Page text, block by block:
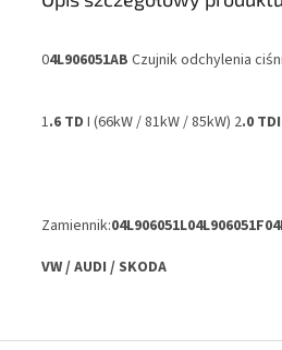
04L906051AB Czujnik odchylenia
1.6 TD I (66kW / 81kW / 85kW) 2.0 TDI
Zamiennik:04L906051L04L906051F
VW / AUDI / SKODA